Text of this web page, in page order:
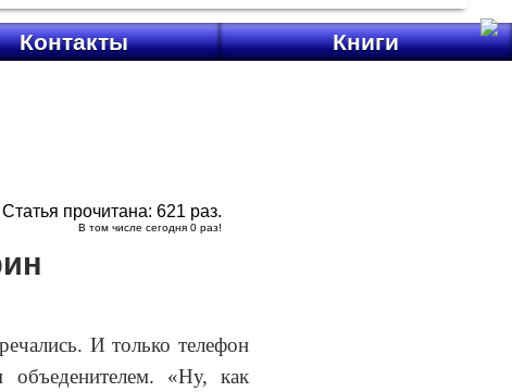
Контакты Книги
Статья прочитана:621 раз.
В том числе сегодня0 раз!
И только телефон
объеденителем. «Ну, как